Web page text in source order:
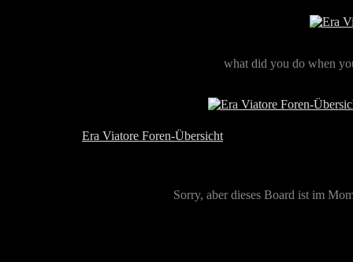
what did you do when
Era Viatore Foren-Übersicht
Sorry, aber dieses Board ist im